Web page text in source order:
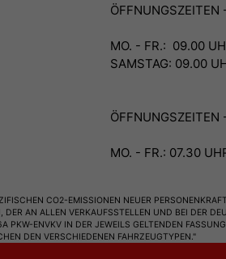
ÖFFNUNGSZEITEN
MO. - FR.: 09.00
SAMSTAG: 09.00
ÖFFNUNGSZEITEN
MO. - FR.: 07.30
CO2-EMISSIONEN NEUER
AN ALLEN VERKAUFSSTELLEN UND BEI DER
ENVKV IN DER JEWEILS GELTENDEN
DEN VERSCHIEDENEN FAHRZEUGTYPEN."